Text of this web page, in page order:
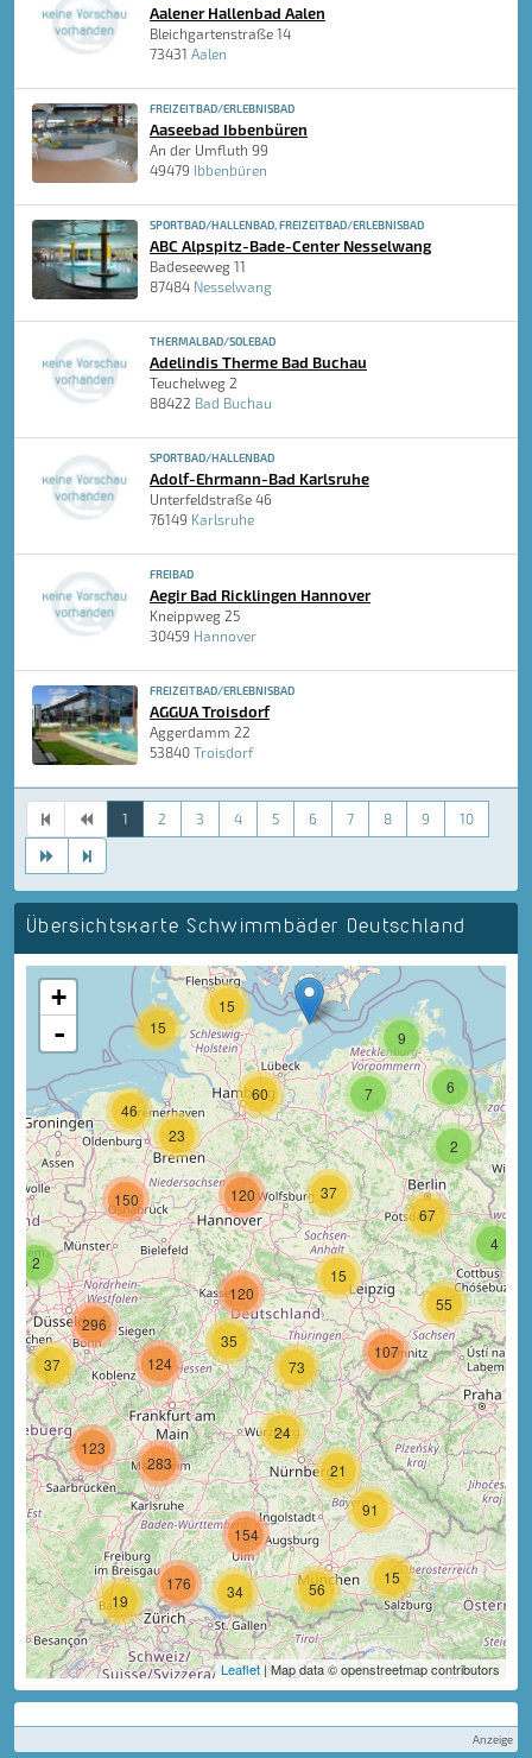
Aalener Hallenbad Aalen
Bleichgartenstraße 14
73431 Aalen
FREIZEITBAD/ERLEBNISBAD
Aaseebad Ibbenbüren
An der Umfluth 99
49479 Ibbenbüren
SPORTBAD/HALLENBAD, FREIZEITBAD/ERLEBNISBAD
ABC Alpspitz-Bade-Center Nesselwang
Badeseeweg 11
87484 Nesselwang
THERMALBAD/SOLEBAD
Adelindis Therme Bad Buchau
Teuchelweg 2
88422 Bad Buchau
SPORTBAD/HALLENBAD
Adolf-Ehrmann-Bad Karlsruhe
Unterfeldstraße 46
76149 Karlsruhe
FREIBAD
Aegir Bad Ricklingen Hannover
Kneippweg 25
30459 Hannover
FREIZEITBAD/ERLEBNISBAD
AGGUA Troisdorf
Aggerdamm 22
53840 Troisdorf
1 2 3 4 5 6 7 8 9 10
Übersichtskarte Schwimmbäder Deutschland
4
23
46
6
7
9
35
120
2
120
37
67
21
15
73
55
107
15
15
60
37
19
176 15
34
91
56
2
150
296
24
124
123
154
283
+
-
Leaflet | Map data © openstreetmap contributors
Anzeige